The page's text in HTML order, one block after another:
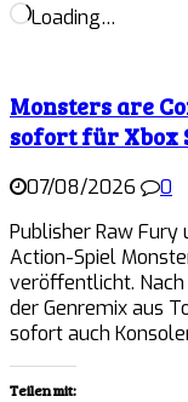
Loading…
Monsters are
sofort für Xbox
07/08/2026
0
Publisher Raw
Action-Spiel
veröffentlicht.
der Genremix aus
sofort auch
Teilen mit: